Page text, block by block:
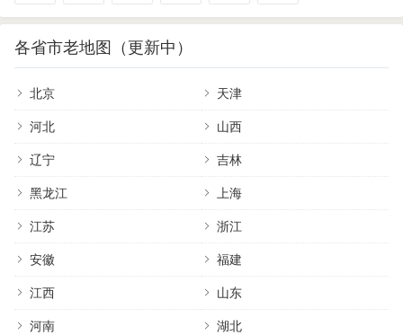
各省市老地图（更新中）
北京 天津
河北 山西
辽宁 吉林
黑龙江 上海
江苏 浙江
安徽 福建
江西 山东
河南 湖北